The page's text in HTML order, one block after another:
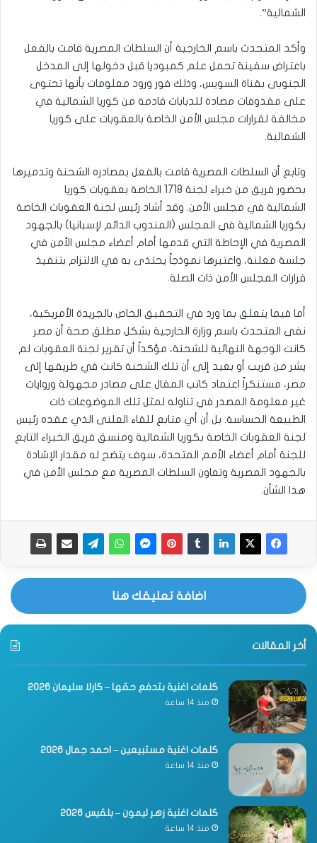
الشمالية”.
وأكد المتحدث باسم الخارجية أن السلطات المصرية قامت بالفعل
باعتراض سفينة تحمل علم كمبوديا قبل دخولها إلى المدخل
الجنوبى بقناة السويس، وذلك فور ورود معلومات بأنها تحتوى
على مقذوفات مضادة للدبابات قادمة من كوريا الشمالية في
مخالفة لقرارات مجلس الأمن الخاصة بالعقوبات على كوريا
الشمالية.
وتابع أن السلطات المصرية قامت بالفعل بمصادره الشحنة وتدميرها
بحضور فريق من خبراء لجنة 1718 الخاصة بعقوبات كوريا
الشمالية في مجلس الأمن. وقد أشاد رئيس لجنة العقوبات الخاصة
بكوريا الشمالية في المجلس (المندوب الدائم لإسبانيا) بالجهود
المصرية في الإحاطة التي قدمها أمام أعضاء مجلس الأمن في
جلسة معلنة، واعتبرها نموذجاً يحتذى به في الالتزام بتنفيذ
قرارات المجلس الأمن ذات الصلة.
أما فيما يتعلق بما ورد في التحقيق الخاص بالجريدة الأمريكية،
نفى المتحدث باسم وزارة الخارجية بشكل مطلق صحة أن مصر
كانت الوجهة النهائية للشحنة، مؤكداً أن تقرير لجنة العقوبات لم
يشر من قريب أو بعيد إلى أن تلك الشحنة كانت في طريقها إلى
مصر، مستنكراً اعتماد كاتب المقال على مصادر مجهولة وروايات
غير معلومة المصدر في تناوله لمثل تلك الموضوعات ذات
الطبيعة الحساسة. بل أن أي متابع للقاء العلنى الذي عقده رئيس
لجنة العقوبات الخاصة بكوريا الشمالية ومنسق فريق الخبراء التابع
للجنة أمام أعضاء الأمم المتحدة، سوف يتضح له مقدار الإشادة
بالجهود المصرية وتعاون السلطات المصرية مع مجلس الأمن في
هذا الشأن.
اضافة تعليقك هنا
أخر المقالات
كلمات اغنية بتدفع حقها – كارلا سليمان 2026
منذ 14 ساعة
كلمات اغنية مستبيعين – احمد جمال 2026
منذ 14 ساعة
كلمات اغنية زهر ليمون – بلقيس 2026
منذ 14 ساعة